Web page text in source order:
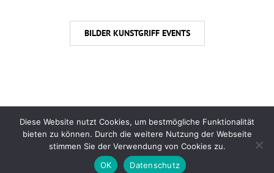
BILDER KUNSTGRIFF EVENTS
© Copyright2026 | All Rights Reserved |Datenschutz
| Impressum
Diese Website nutzt Cookies, um bestmögliche Funktionalität
bieten zu können. Durch die weitere Nutzung der Webseite
stimmen Sie der Verwendung von Cookies zu.
OK
Datenschutz